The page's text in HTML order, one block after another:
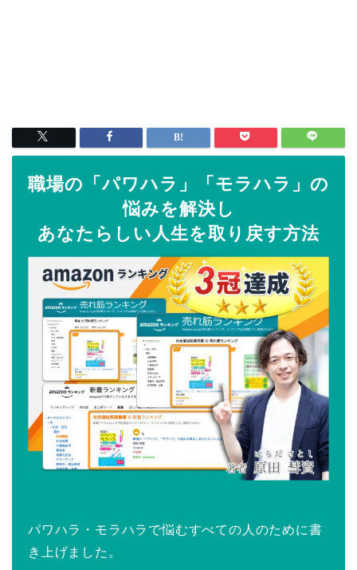
職場の「パワハラ」「モラハラ」の
悩みを解決し
あなたらしい人生を取り戻す方法
パワハラ・モラハラで悩むすべての人のために書
き上げました。